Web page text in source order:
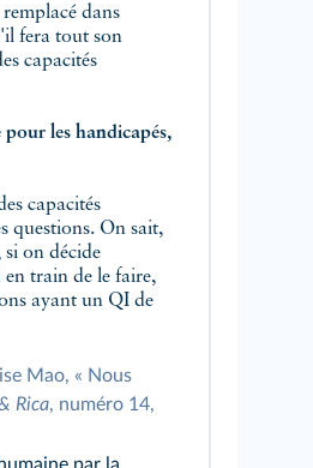
dans
tout son
capacités
capacités
On sait,
on décide
de le faire,
un QI de
Mao, « Nous
Rica, numéro 14,